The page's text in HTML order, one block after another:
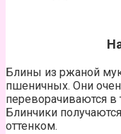
Блины из ржаной
пшеничных. Они
переворачиваются в
Блинчики
оттенком.